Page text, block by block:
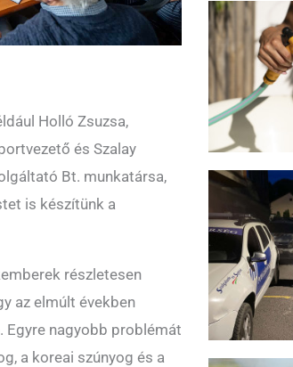
Holló Zsuzsa,
és Szalay
Bt. munkatársa,
is készítünk a
részletesen
az elmúlt években
Egyre nagyobb problémát
a koreai szúnyog és a